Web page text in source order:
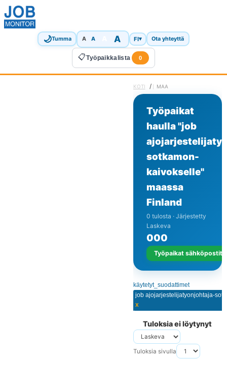
🌙Tumma A A A FI▾ Ota yhteyttä
📋Työpaikkalista 0
KOTI / MAA
Työpaikat
haulla "job
sotkamon-
kaivokselle"
maassa
Finland
0 tulosta · Järjestetty
Laskeva
000
Työpaikat
käytetyt_suodattimet
x
Tuloksia ei löytynyt
Tuloksia sivulla